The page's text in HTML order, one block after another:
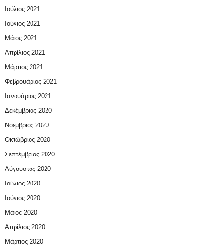
Ιούλιος 2021
Ιούνιος 2021
Μάιος 2021
Απρίλιος 2021
Μάρτιος 2021
Φεβρουάριος 2021
Ιανουάριος 2021
Δεκέμβριος 2020
Νοέμβριος 2020
Οκτώβριος 2020
Σεπτέμβριος 2020
Αύγουστος 2020
Ιούλιος 2020
Ιούνιος 2020
Μάιος 2020
Απρίλιος 2020
Μάρτιος 2020